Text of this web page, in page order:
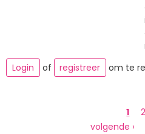
Login
of registreer om te
1
2
Volgende
volgende ›